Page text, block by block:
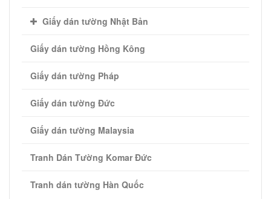
Giấy dán tường Nhật Bản
Giấy dán tường Hồng Kông
Giấy dán tường Pháp
Giấy dán tường Đức
Giấy dán tường Malaysia
Tranh Dán Tường Komar Đức
Tranh dán tường Hàn Quốc